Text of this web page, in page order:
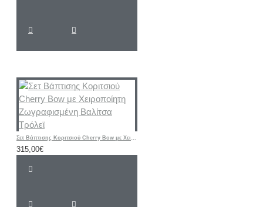
Σετ Βάπτισης Κοριτσιού Cherry Bow με Χειροποίητη Ζωγραφισμένη Βαλίτσα Τρόλεϊ
315,00€